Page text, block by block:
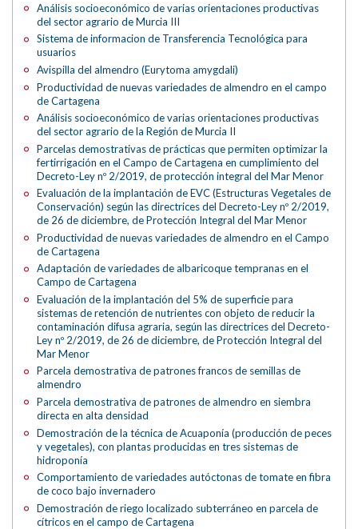
Análisis socioeconómico de varias orientaciones productivas
del sector agrario de Murcia III
Sistema de informacion de Transferencia Tecnológica para
usuarios
Avispilla del almendro (Eurytoma amygdali)
Productividad de nuevas variedades de almendro en el campo
de Cartagena
Análisis socioeconómico de varias orientaciones productivas
del sector agrario de la Región de Murcia II
Parcelas demostrativas de prácticas que permiten optimizar la
fertirrigación en el Campo de Cartagena en cumplimiento del
Decreto-Ley nº 2/2019, de protección integral del Mar Menor
Evaluación de la implantación de EVC (Estructuras Vegetales de
Conservación) según las directrices del Decreto-Ley nº 2/2019,
de 26 de diciembre, de Protección Integral del Mar Menor
Productividad de nuevas variedades de almendro en el Campo
de Cartagena
Adaptación de variedades de albaricoque tempranas en el
Campo de Cartagena
Evaluación de la implantación del 5% de superficie para
sistemas de retención de nutrientes con objeto de reducir la
contaminación difusa agraria, según las directrices del Decreto-
Ley nº 2/2019, de 26 de diciembre, de Protección Integral del
Mar Menor
Parcela demostrativa de patrones francos de semillas de
almendro
Parcela demostrativa de patrones de almendro en siembra
directa en alta densidad
Demostración de la técnica de Acuaponía (producción de peces
y vegetales), con plantas producidas en tres sistemas de
hidroponía
Comportamiento de variedades autóctonas de tomate en fibra
de coco bajo invernadero
Demostración de riego localizado subterráneo en parcela de
cítricos en el campo de Cartagena